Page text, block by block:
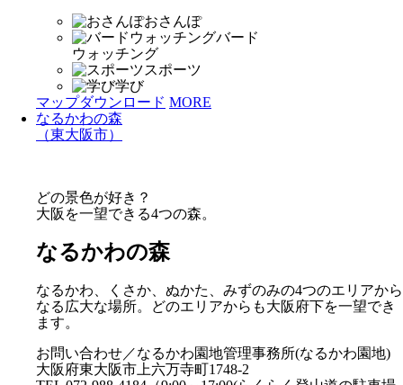
おさんぽ
バード
ウォッチング
スポーツ
学び
マップダウンロード MORE
なるかわの森
（東大阪市）
どの景色が好き？
大阪を一望できる4つの森。
なるかわの森
なるかわ、くさか、ぬかた、みずのみの4つのエリアから
なる広大な場所。どのエリアからも大阪府下を一望でき
ます。
お問い合わせ／なるかわ園地管理事務所(なるかわ園地)
大阪府東大阪市上六万寺町1748-2